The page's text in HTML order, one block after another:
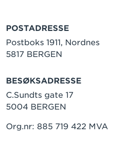
POSTADRESSE
Postboks 1911, Nordnes
5817 BERGEN
BESØKSADRESSE
C.Sundts gate 17
5004 BERGEN
Org.nr: 885 719 422 MVA